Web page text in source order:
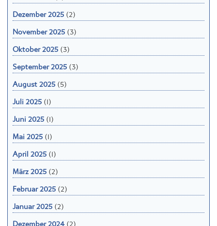
Dezember 2025(2)
November 2025(3)
Oktober 2025(3)
September 2025(3)
August 2025(5)
Juli 2025(1)
Juni 2025(1)
Mai 2025(1)
April 2025(1)
März 2025(2)
Februar 2025(2)
Januar 2025(2)
Dezember 2024(2)